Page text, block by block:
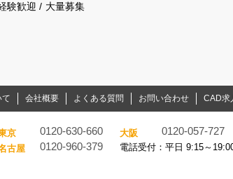
験歓迎 大量募集
て 会社概要 よくある質問 お問い合わせ CAD求
京 0120-630-660 大阪 0120-057-727
古屋 0120-960-379 電話受付：平日 9:15～